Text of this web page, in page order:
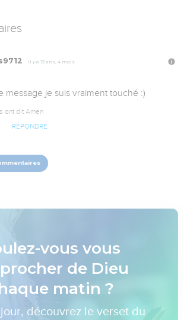
Il y a 13 ans, 4 mois
message je suis vraiment touché :)
ont dit Amen
RÉPONDRE
vous vous
de Dieu
matin ?
découvrez le verset du